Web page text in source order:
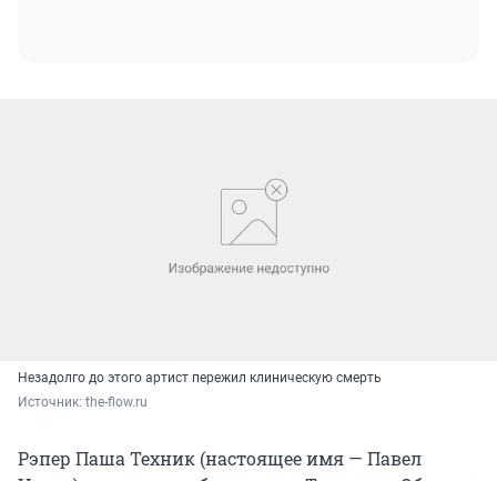
Незадолго до этого артист пережил клиническую смерть
Источник: the-flow.ru
Рэпер Паша Техник (настоящее имя — Павел